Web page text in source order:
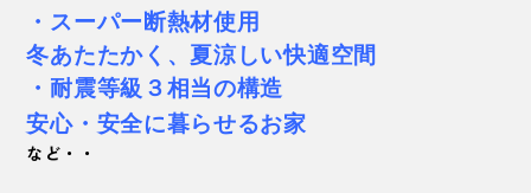
・スーパー断熱材使用
冬あたたかく、夏涼しい快適空間
・耐震等級３相当の構造
安心・安全に暮らせるお家
など・・